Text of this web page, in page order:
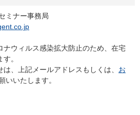
ミナー事務局
ナウィルス感染拡大防止のため、在宅
。
、上記メールアドレスもしくは、 お
いいたします。